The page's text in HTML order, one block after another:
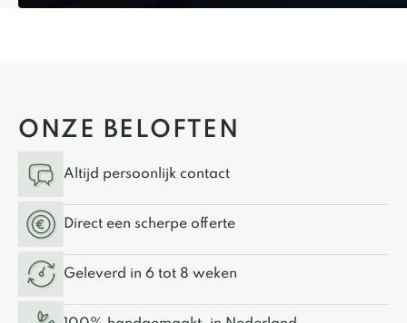
ONZE BELOFTEN
Altijd persoonlijk contact
Direct een scherpe offerte
Geleverd in 6 tot 8 weken